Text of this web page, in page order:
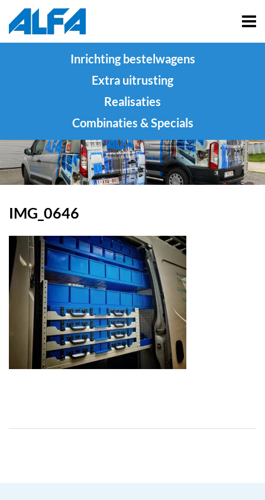
Inrichting bestelwagens
Extra uitrusting
Realisaties
Combinaties & Specials
IMG_0646